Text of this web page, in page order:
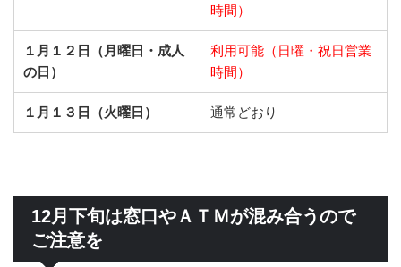
時間）
１月１２日（月曜日・成人
の日）
利用可能（日曜・祝日営業
時間）
１月１３日（火曜日） 通常どおり
12月下旬は窓口やＡＴＭが混み合うので
ご注意を